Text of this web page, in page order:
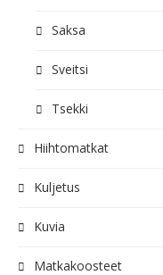
Saksa
Sveitsi
Tsekki
Hiihtomatkat
Kuljetus
Kuvia
Matkakoosteet